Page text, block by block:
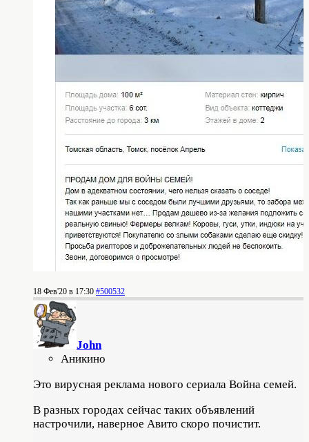
18 Фев'20 в 17:30 #500532
John
Аникино
Это вирусная реклама нового сериала Война семей.
В разных городах сейчас таких объявлений
настрочили, наверное Авито скоро почистит.